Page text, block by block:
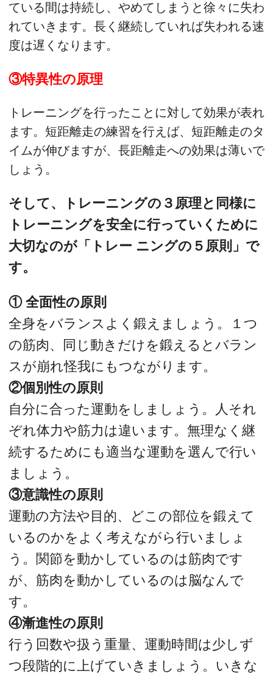
ている間は持続し、やめてしまうと徐々に失わ
れていきます。長く継続していれば失われる速
度は遅くなります。
③特異性の原理
トレーニングを行ったことに対して効果が表れ
ます。短距離走の練習を行えば、短距離走のタ
イムが伸びますが、長距離走への効果は薄いで
しょう。
そして、トレーニングの３原理と同様に
トレーニングを安全に行っていくために
大切なのが「トレー ニングの５原則」で
す。
① 全面性の原則
全身をバランスよく鍛えましょう。１つ
の筋肉、同じ動きだけを鍛えるとバラン
スが崩れ怪我にもつながります。
②個別性の原則
自分に合った運動をしましょう。人それ
ぞれ体力や筋力は違います。無理なく継
続するためにも適当な運動を選んで行い
ましょう。
③意識性の原則
運動の方法や目的、どこの部位を鍛えて
いるのかをよく考えながら行いましょ
う。関節を動かしているのは筋肉です
が、筋肉を動かしているのは脳なんで
す。
④漸進性の原則
行う回数や扱う重量、運動時間は少しず
つ段階的に上げていきましょう。いきな